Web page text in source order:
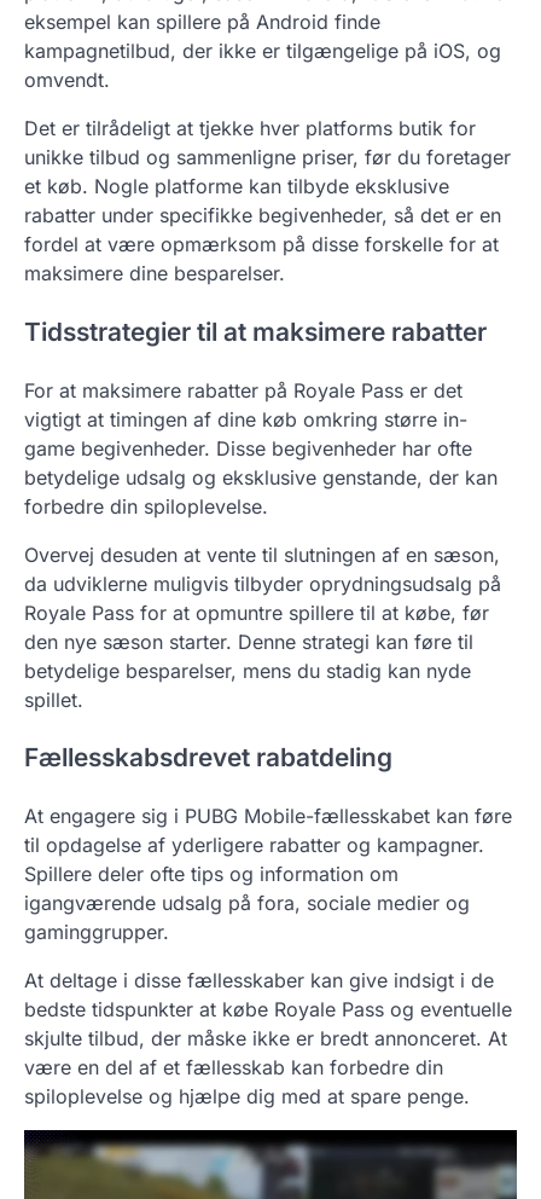
eksempel kan spillere på Android finde
kampagnetilbud, der ikke er tilgængelige på iOS, og
omvendt.
Det er tilrådeligt at tjekke hver platforms butik for
unikke tilbud og sammenligne priser, før du foretager
et køb. Nogle platforme kan tilbyde eksklusive
rabatter under specifikke begivenheder, så det er en
fordel at være opmærksom på disse forskelle for at
maksimere dine besparelser.
Tidsstrategier til at maksimere rabatter
For at maksimere rabatter på Royale Pass er det
vigtigt at timingen af dine køb omkring større in-
game begivenheder. Disse begivenheder har ofte
betydelige udsalg og eksklusive genstande, der kan
forbedre din spiloplevelse.
Overvej desuden at vente til slutningen af en sæson,
da udviklerne muligvis tilbyder oprydningsudsalg på
Royale Pass for at opmuntre spillere til at købe, før
den nye sæson starter. Denne strategi kan føre til
betydelige besparelser, mens du stadig kan nyde
spillet.
Fællesskabsdrevet rabatdeling
At engagere sig i PUBG Mobile-fællesskabet kan føre
til opdagelse af yderligere rabatter og kampagner.
Spillere deler ofte tips og information om
igangværende udsalg på fora, sociale medier og
gaminggrupper.
At deltage i disse fællesskaber kan give indsigt i de
bedste tidspunkter at købe Royale Pass og eventuelle
skjulte tilbud, der måske ikke er bredt annonceret. At
være en del af et fællesskab kan forbedre din
spiloplevelse og hjælpe dig med at spare penge.